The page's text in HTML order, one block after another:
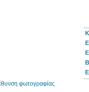
φωτογραφίας